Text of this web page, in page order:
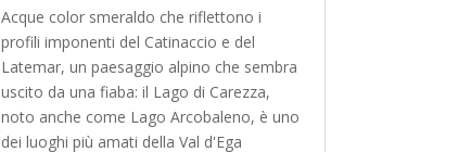
Acque color smeraldo che riflettono i
profili imponenti del Catinaccio e del
Latemar, un paesaggio alpino che sembra
uscito da una fiaba: il Lago di Carezza,
noto anche come Lago Arcobaleno, è uno
dei luoghi più amati della Val d'Ega